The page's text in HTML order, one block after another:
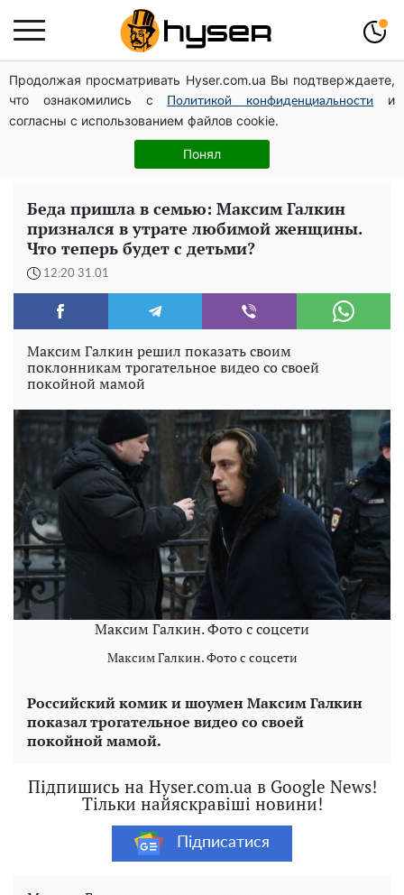
Продолжая просматривать Hyser.com.ua Вы подтверждаете,
что ознакомились с
Политикой конфиденциальности
и
согласны с использованием файлов cookie.
Понял
Гола Олена Тополя у цікавих позах змусила відвисати
щелепи: злив відео – було лише початком
Таку смакоту ви відкриватимете банку за банкою:
рецепт помідорів дольками з цибулею та олією на
Беда пришла в семью: Максим Галкин
признался в утрате любимой женщины.
Что теперь будет с детьми?
12:20 31.01
Максим Галкин решил показать своим
поклонникам трогательное видео со своей
покойной мамой
Максим Галкин. Фото с соцсети
Максим Галкин. Фото с соцсети
Российский комик и шоумен Максим Галкин
показал трогательное видео со своей
покойной мамой.
Підпишись на Hyser.com.ua в Google News!
Тільки найяскравіші новини!
Підписатися